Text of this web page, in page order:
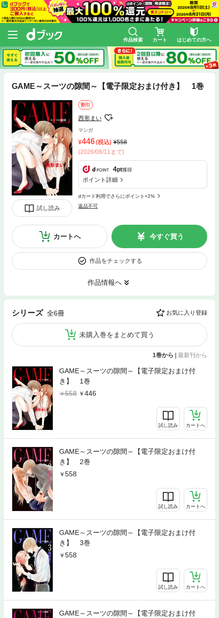
作品検索 カート はじめての方へ
GAME～スーツの隙間～【電子限定おまけ付き】 1巻
試し読み
割引
西形まい
マンガ
446(税込)
558
(2026/08/11まで)
4pt獲得
ポイント詳細
dカード利用でさらにポイント+2%
返品不可
カートへ 今すぐ買う
作品をチェックする
作品情報へ
シリーズ 全6冊 お気に入り登録
未購入巻をまとめて買う
1巻から 最新刊から
GAME～スーツの隙間～【電子限定おまけ付
き】 1巻
558
446
試し読み カートへ
GAME～スーツの隙間～【電子限定おまけ付
き】 2巻
558
試し読み カートへ
GAME～スーツの隙間～【電子限定おまけ付
き】 3巻
558
試し読み カートへ
GAME～スーツの隙間～【電子限定おまけ付